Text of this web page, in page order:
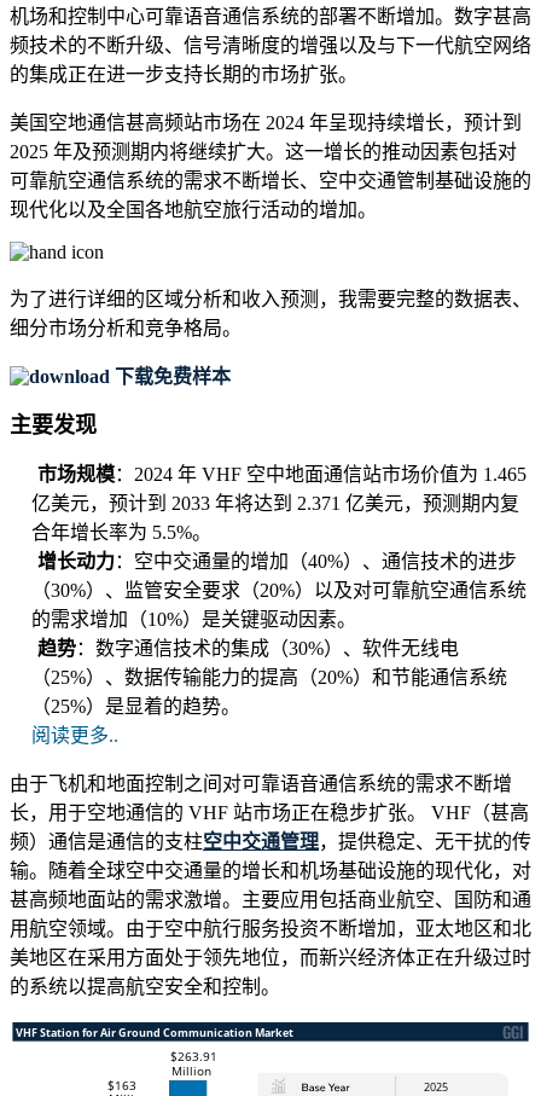
机场和控制中心可靠语音通信系统的部署不断增加。数字甚高
频技术的不断升级、信号清晰度的增强以及与下一代航空网络
的集成正在进一步支持长期的市场扩张。
美国空地通信甚高频站市场在 2024 年呈现持续增长，预计到
2025 年及预测期内将继续扩大。这一增长的推动因素包括对
可靠航空通信系统的需求不断增长、空中交通管制基础设施的
现代化以及全国各地航空旅行活动的增加。
为了进行详细的区域分析和收入预测，我需要完整的数据表、
细分市场分析和竞争格局。
下载免费样本
主要发现
市场规模：2024 年 VHF 空中地面通信站市场价值为 1.465
亿美元，预计到 2033 年将达到 2.371 亿美元，预测期内复
合年增长率为 5.5%。
增长动力：空中交通量的增加（40%）、通信技术的进步
（30%）、监管安全要求（20%）以及对可靠航空通信系统
的需求增加（10%）是关键驱动因素。
趋势：数字通信技术的集成（30%）、软件无线电
（25%）、数据传输能力的提高（20%）和节能通信系统
（25%）是显着的趋势。
阅读更多..
由于飞机和地面控制之间对可靠语音通信系统的需求不断增
长，用于空地通信的 VHF 站市场正在稳步扩张。 VHF（甚高
频）通信是通信的支柱空中交通管理，提供稳定、无干扰的传
输。随着全球空中交通量的增长和机场基础设施的现代化，对
甚高频地面站的需求激增。主要应用包括商业航空、国防和通
用航空领域。由于空中航行服务投资不断增加，亚太地区和北
美地区在采用方面处于领先地位，而新兴经济体正在升级过时
的系统以提高航空安全和控制。